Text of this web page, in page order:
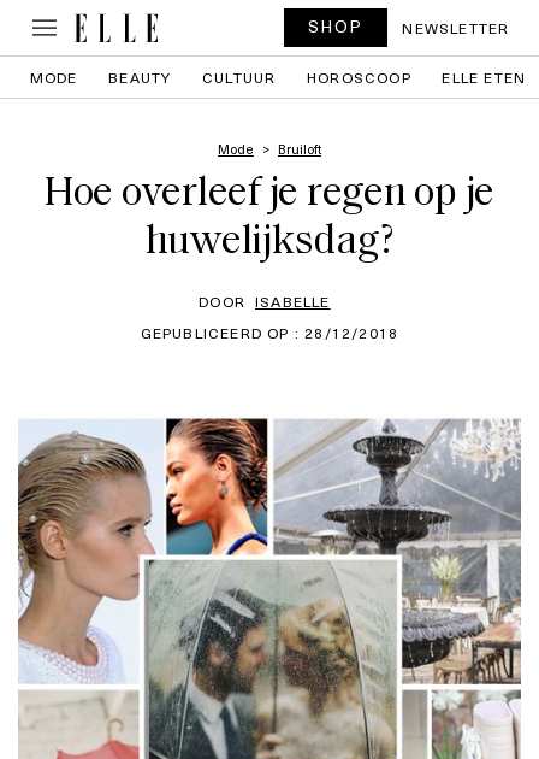
SHOP NEWSLETTER
MODE BEAUTY CULTUUR HOROSCOOP ELLE ETEN
Mode Bruiloft
Hoe overleef je regen op je
huwelijksdag?
DOOR ISABELLE
GEPUBLICEERD OP : 28/12/2018